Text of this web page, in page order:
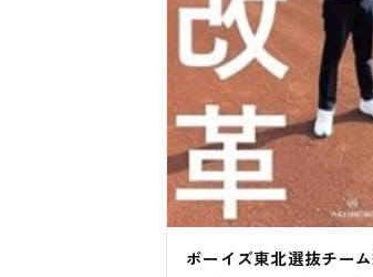
ボーイズ東北選抜チー